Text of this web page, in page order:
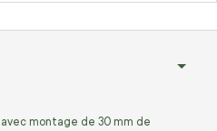
montage de 30 mm de